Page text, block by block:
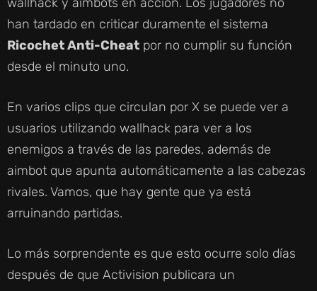
wallhack y aimbots en acción. Los jugadores no
han tardado en criticar duramente el sistema
Ricochet Anti-Cheat por no cumplir su función
desde el minuto uno.
En varios clips que circulan por X se puede ver a
usuarios utilizando wallhack para ver a los
enemigos a través de las paredes, además de
aimbot que apunta automáticamente a las cabezas
rivales. Vamos, que hay gente que ya está
arruinando partidas.
Lo más sorprendente es que esto ocurre solo días
después de que Activision publicara un